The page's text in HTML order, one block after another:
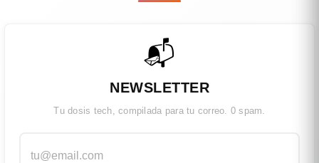
📬
NEWSLETTER
Tu dosis tech, compilada para tu correo. 0 spam.